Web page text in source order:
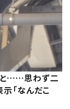
と……思わず二
「なんだこ